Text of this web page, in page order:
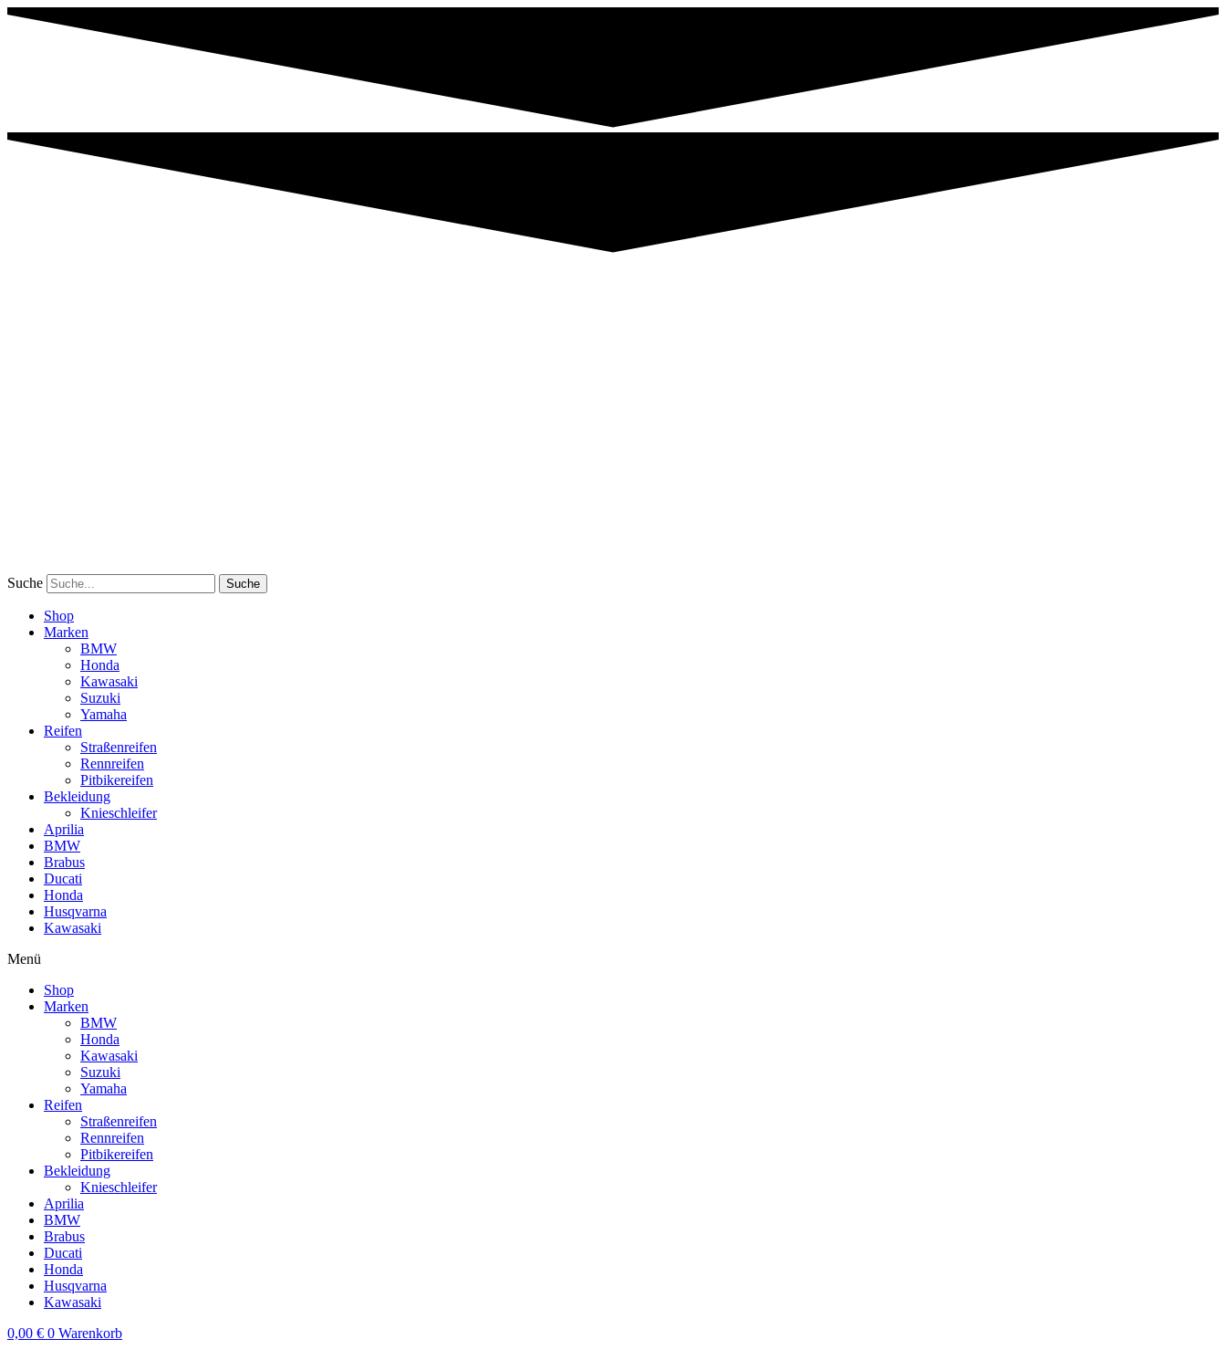
Suche Suche
Shop
Marken
BMW
Honda
Kawasaki
Suzuki
Yamaha
Reifen
Straßenreifen
Rennreifen
Pitbikereifen
Bekleidung
Knieschleifer
Aprilia
BMW
Brabus
Ducati
Honda
Husqvarna
Kawasaki
Menü
Shop
Marken
BMW
Honda
Kawasaki
Suzuki
Yamaha
Reifen
Straßenreifen
Rennreifen
Pitbikereifen
Bekleidung
Knieschleifer
Aprilia
BMW
Brabus
Ducati
Honda
Husqvarna
Kawasaki
0,00 € 0 Warenkorb